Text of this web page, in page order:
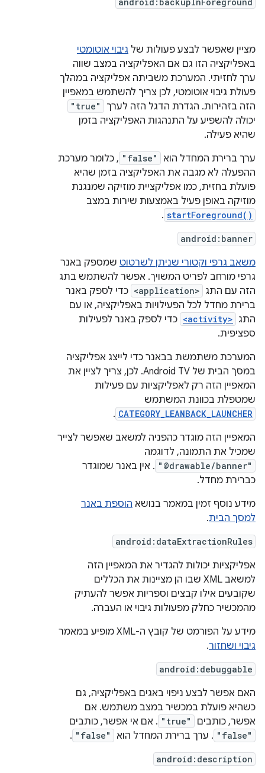
מציין שאפשר לבצע פעולות של גיבוי אוטומטי
באפליקציה הזו גם אם האפליקציה במצב שווה
ערך לחזיתי. המערכת משביתה אפליקציה במהלך
פעולת גיבוי אוטומטי, לכן צריך להשתמש במאפיין
הזה בזהירות. הגדרת הדגל הזה לערך
"true"
יכולה להשפיע על התנהגות האפליקציה בזמן
שהיא פעילה.
ערך ברירת המחדל הוא
"false" , כלומר מערכת
ההפעלה לא מגבה את האפליקציה בזמן שהיא
פועלת בחזית, כמו אפליקציית מוזיקה שמנגנת
מוזיקה באופן פעיל באמצעות שירות במצב
startForeground()
.
android:banner
משאב גרפי וקטורי שניתן לשרטוט שמספק באנר
גרפי מורחב לפריט המשויך. אפשר להשתמש בתג
הזה עם התג <application> כדי לספק באנר
ברירת מחדל לכל הפעילויות באפליקציה, או עם
התג <activity> כדי לספק באנר לפעילות
ספציפית.
המערכת משתמשת בבאנר כדי לייצג אפליקציה
במסך הבית של Android TV. לכן, צריך לציין את
המאפיין הזה רק לאפליקציות עם פעילות
שמטפלת בכוונת המשתמש
CATEGORY_LEANBACK_LAUNCHER
.
המאפיין הזה מוגדר כהפניה למשאב שאפשר לצייר
שמכיל את התמונה, לדוגמה
"@drawable/banner" . אין באנר שמוגדר
כברירת מחדל.
מידע נוסף זמין במאמר בנושא הוספת באנר
למסך הבית.
android:dataExtractionRules
אפליקציות יכולות להגדיר את המאפיין הזה
למשאב XML שבו הן מציינות את הכללים
שקובעים אילו קבצים וספריות אפשר להעתיק
מהמכשיר כחלק מפעולות גיבוי או העברה.
מידע על הפורמט של קובץ ה-XML מופיע במאמר
גיבוי ושחזור.
android:debuggable
האם אפשר לבצע ניפוי באגים באפליקציה, גם
כשהיא פועלת במכשיר במצב משתמש. אם
אפשר, כותבים
"true" . אם אי אפשר, כותבים
"false" . ערך ברירת המחדל הוא "false"
.
android:description